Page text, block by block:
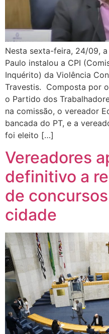
Nesta sexta-feira, 24/09,
Paulo instalou a CPI
Inquérito) da Violência
Travestis. Composta por
o Partido dos
na comissão, o vereador
bancada do PT, e a
foi eleito […]
Vereadores
definitivo a
de
cidade